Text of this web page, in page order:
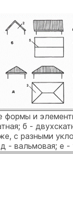
формы и
б -
с разными
- вальмовая; е -